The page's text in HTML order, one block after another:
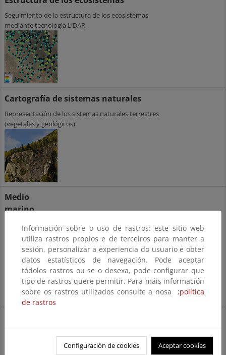
Seguimiento de la estructura de los ecosistemas
mediante tecnología LiDAR
Cartografía de sistemas naturales
Representación de los sistemas naturales terrestres
(vegetales y geológicos)
Medio
marino
Seguimiento
del medio
reproductoras e invernantes
Información sobre o uso de rastros: este sitio web
utiliza rastros propios e de terceiros para manter a
sesión, personalizar a experiencia do usuario e obter
datos estatísticos de navegación. Pode aceptar
tódolos rastros ou se o desexa, pode configurar que
tipo de rastros quere permitir. Para máis información
sobre os rastros utilizados consulte a nosa ;política
de rastros
Configuración de cookies Aceptar cookies